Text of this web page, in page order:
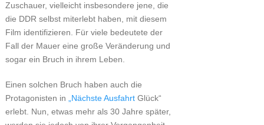
Zuschauer, vielleicht insbesondere jene, die
die DDR selbst miterlebt haben, mit diesem
Film identifizieren. Für viele bedeutete der
Fall der Mauer eine große Veränderung und
sogar ein Bruch in ihrem Leben.
Einen solchen Bruch haben auch die
Protagonisten in
„Nächste AusfahrtGlück“
erlebt. Nun, etwas mehr als 30 Jahre später,